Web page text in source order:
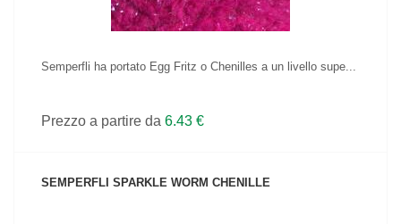
Semperfli ha portato Egg Fritz o Chenilles a un livello supe...
Prezzo a partire da 6.43 €
SEMPERFLI SPARKLE WORM CHENILLE